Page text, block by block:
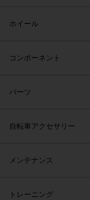
ホイール
コンポーネント
パーツ
自転車アクセサリー
メンテナンス
トレーニング